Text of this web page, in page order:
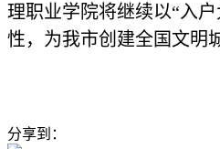
理职业学院将继续以“入
性，为我市创建全国文明
分享到：